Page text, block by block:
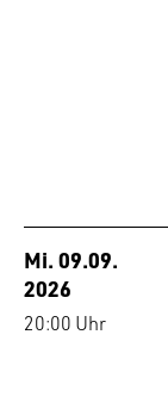
Mi. 09.09.
2026
20:00 Uhr